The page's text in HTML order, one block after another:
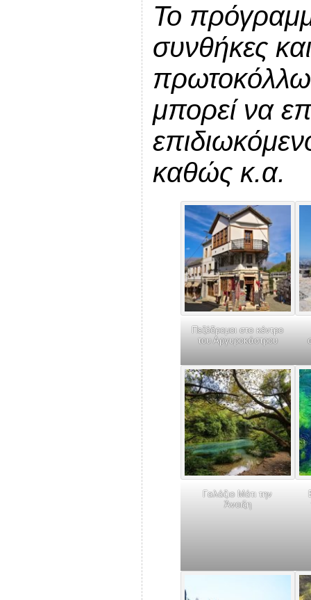
Το
συνθήκες
μπορεί να
καθώς κ.α.
Πεζόδρομοι στο κέντρο
του Αργυροκάστρου
Γαλάζιο Μάτι την
Άνοιξη